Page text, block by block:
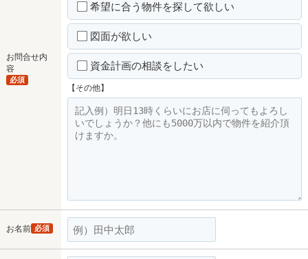
お問合せ内
容
必須
希望に合う物件を探して欲しい
図面が欲しい
資金計画の相談をしたい
【その他】
お名前 必須